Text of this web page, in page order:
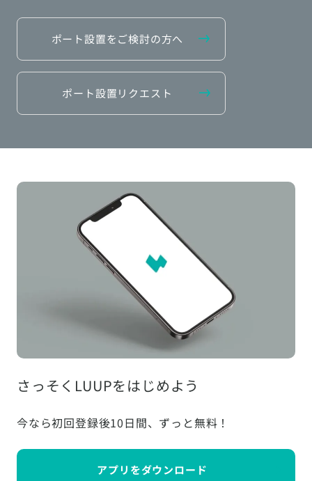
ポート設置をご検討の方へ
ポート設置リクエスト
さっそくLUUPをはじめよう
今なら初回登録後10日間、ずっと無料！
アプリをダウンロード